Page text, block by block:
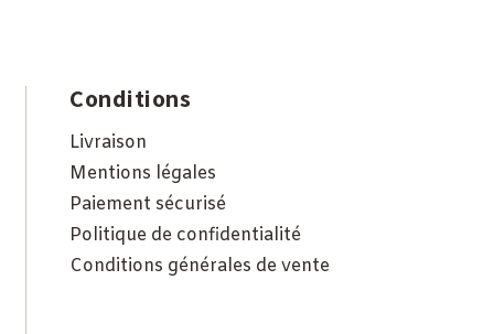
Conditions
Livraison
Mentions légales
Paiement sécurisé
Politique de confidentialité
Conditions générales de vente